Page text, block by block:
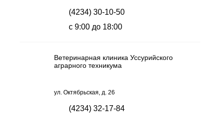
(4234) 30-10-50
с 9:00 до 18:00
Ветеринарная клиника Уссурийского
аграрного техникума
ул. Октябрьская, д. 26
(4234) 32-17-84